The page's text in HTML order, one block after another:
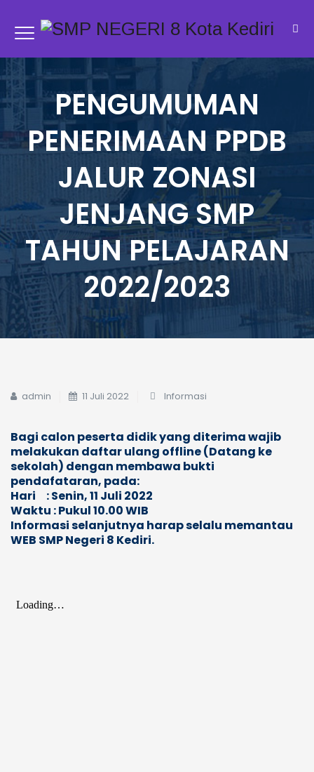
PENGUMUMAN
PENERIMAAN PPDB
JALUR ZONASI
JENJANG SMP
TAHUN PELAJARAN
2022/2023
admin 11 Juli 2022 Informasi
Bagi calon peserta didik yang diterima wajib
melakukan daftar ulang offline (Datang ke
sekolah) dengan membawa bukti
pendafataran, pada:
Hari : Senin,11 Juli 2022
Waktu : Pukul 10.00 WIB
Informasi selanjutnya harap selalu memantau
WEB SMP Negeri 8 Kediri.